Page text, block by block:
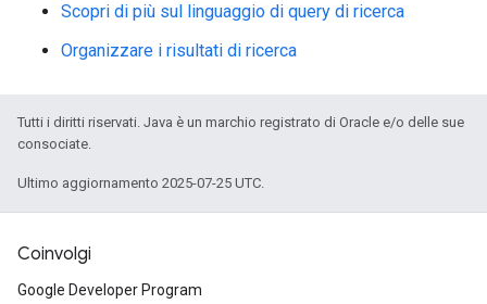
Scopri di più sul linguaggio di query di ricerca
Organizzare i risultati di ricerca
Tutti i diritti riservati. Java è un marchio registrato di Oracle e/o delle sue
consociate.
Ultimo aggiornamento 2025-07-25 UTC.
Coinvolgi
Google Developer Program